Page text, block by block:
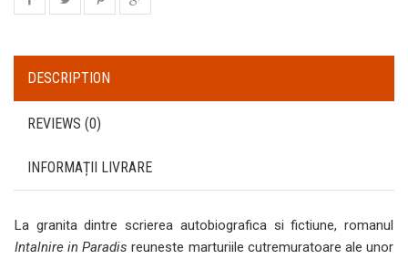
DESCRIPTION
REVIEWS (0)
INFORMAȚII LIVRARE
La granita dintre scrierea autobiografica si fictiune, romanul
Intalnire in Paradis reuneste marturiile cutremuratoare ale unor